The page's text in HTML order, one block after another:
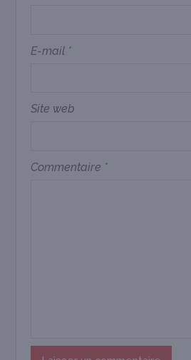
E-mail *
Site web
Commentaire *